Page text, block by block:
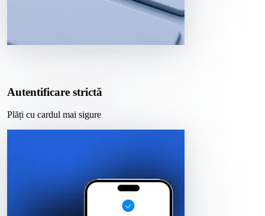
Autentificare strictă
Plăți cu cardul mai sigure